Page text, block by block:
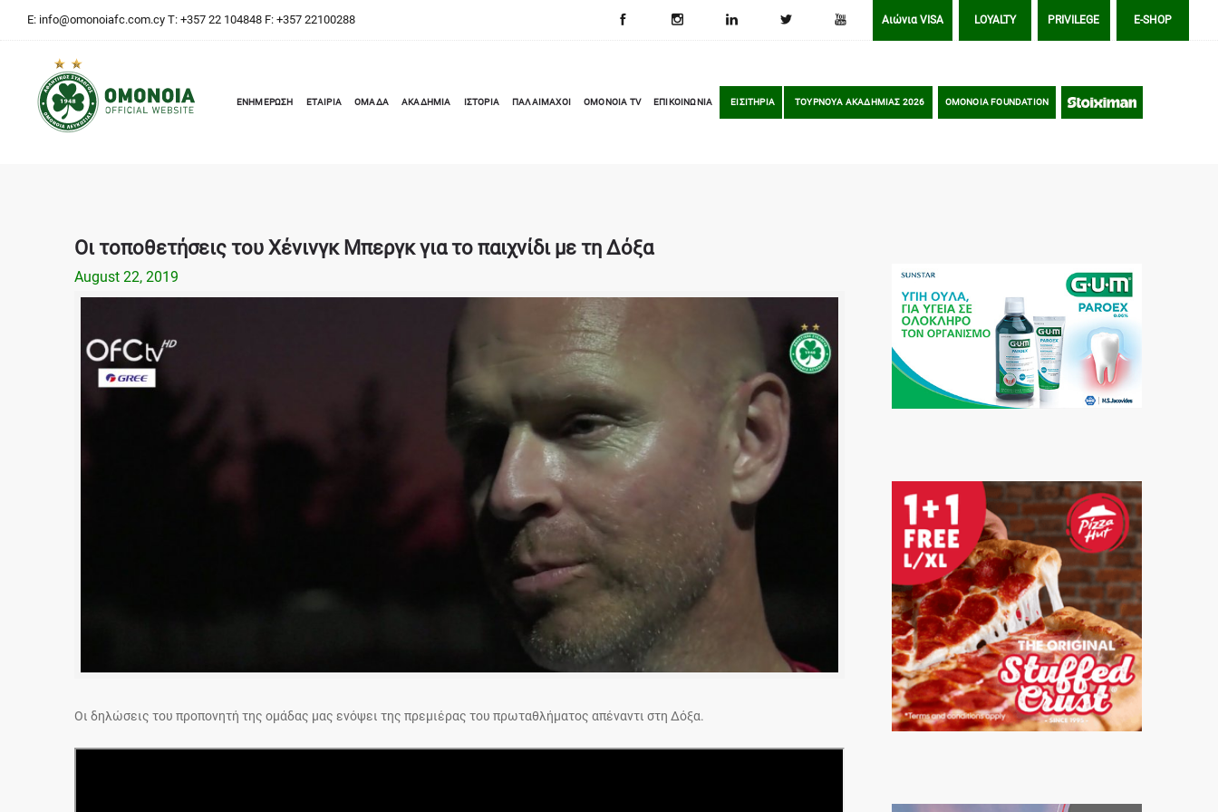
E: info@omonoiafc.com.cy T: +357 22 104848 F: +357 22100288 Αιώνια VISA LOYALTY PRIVILEGE E-SHOP
ΕΝΗΜΕΡΩΣΗ ΕΤΑΙΡΙΑ ΟΜΑΔΑ ΑΚΑΔΗΜΙΑ ΙΣΤΟΡΙΑ ΠΑΛΑΙΜΑΧΟΙ OMONOIA TV ΕΠΙΚΟΙΝΩΝΙΑ ΕΙΣΙΤΗΡΙΑ ΤΟΥΡΝΟΥΑ ΑΚΑΔΗΜΙΑΣ 2026 OMONOIA FOUNDATION STOIXIMAN
Οι τοποθετήσεις του Χένινγκ Μπεργκ για το παιχνίδι με τη Δόξα
August 22, 2019
Οι δηλώσεις του προπονητή της ομάδας μας ενόψει της πρεμιέρας του πρωταθλήματος απέναντι στη Δόξα.